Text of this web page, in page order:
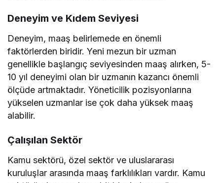
Deneyim ve Kıdem Seviyesi
Deneyim, maaş belirlemede en önemli
faktörlerden biridir. Yeni mezun bir uzman
genellikle başlangıç seviyesinden maaş alırken, 5-
10 yıl deneyimi olan bir uzmanın kazancı önemli
ölçüde artmaktadır. Yöneticilik pozisyonlarına
yükselen uzmanlar ise çok daha yüksek maaş
alabilir.
Çalışılan Sektör
Kamu sektörü, özel sektör ve uluslararası
kuruluşlar arasında maaş farklılıkları vardır. Kamu